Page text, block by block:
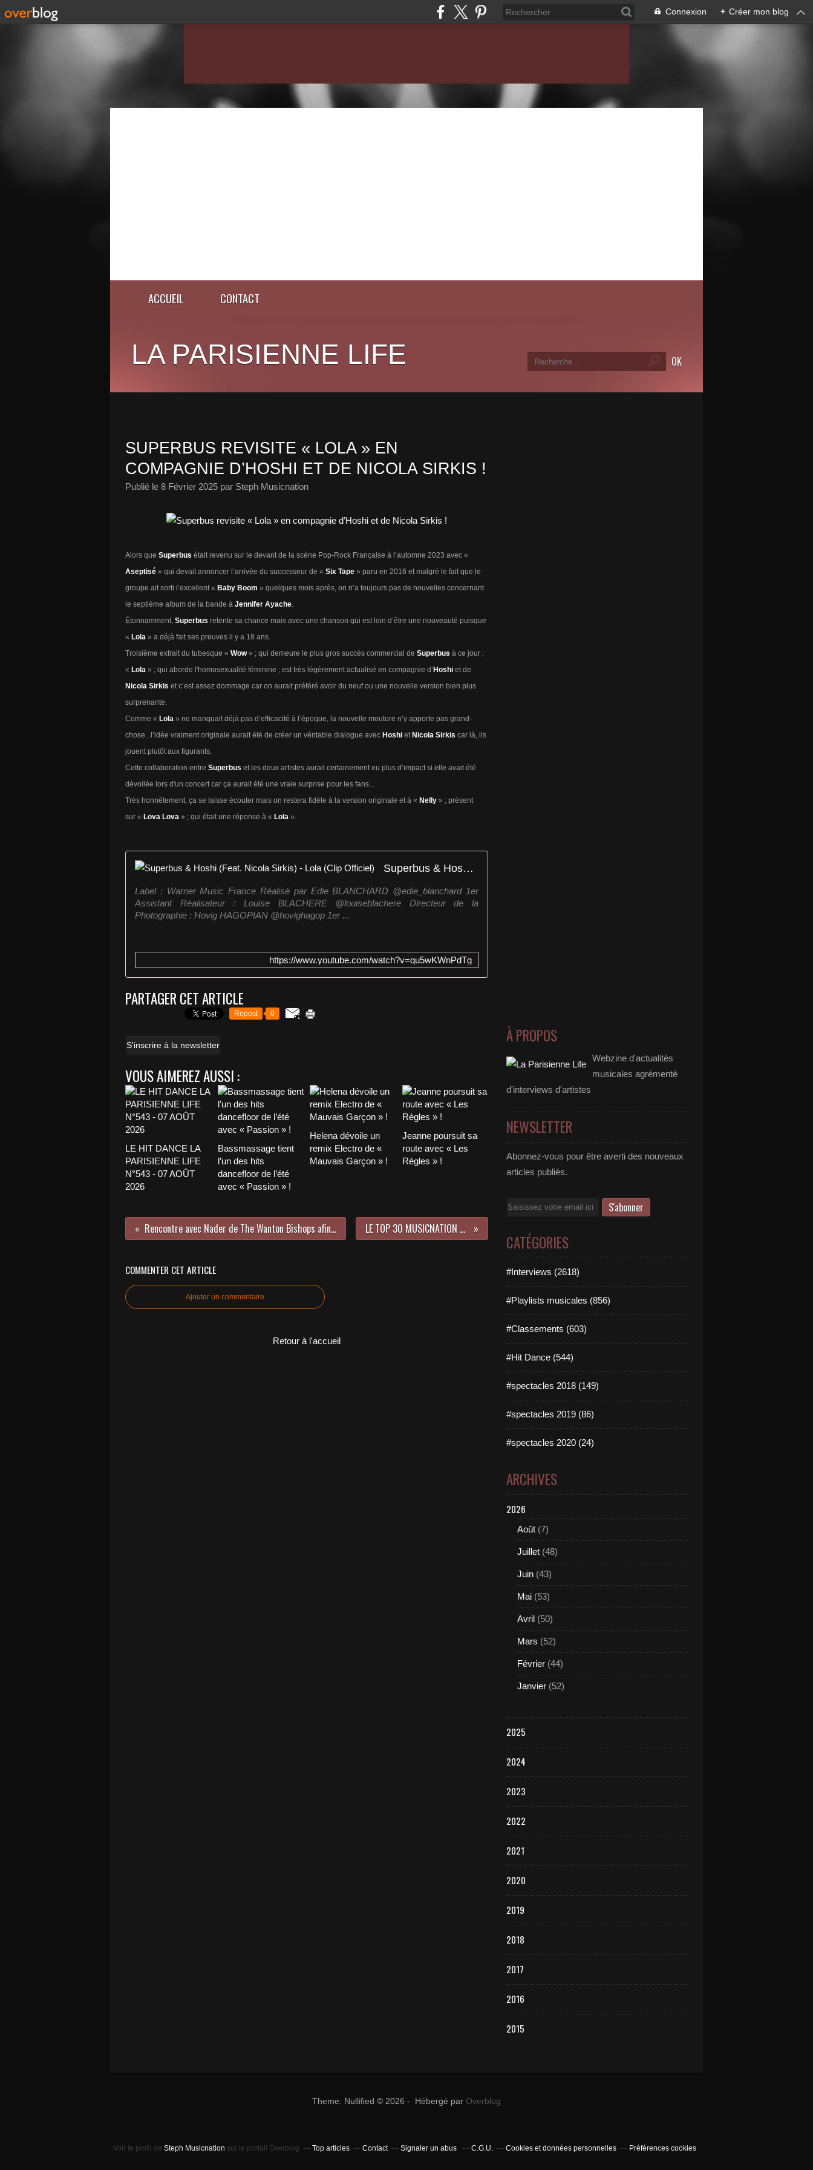
Connexion + Créer mon blog
ACCUEIL CONTACT
LA PARISIENNE LIFE
SUPERBUS REVISITE « LOLA » EN
COMPAGNIE D’HOSHI ET DE NICOLA SIRKIS !
Publié le 8 Février 2025 par Steph Musicnation
Alors que Superbus était revenu sur le devant de la scène Pop-Rock Française à l’automne 2023 avec «
Aseptisé » qui devait annoncer l’arrivée du successeur de « Six Tape » paru en 2016 et malgré le fait que le
groupe ait sorti l’excellent « Baby Boom » quelques mois après, on n’a toujours pas de nouvelles concernant
le septième album de la bande à Jennifer Ayache.
Étonnamment, Superbus retente sa chance mais avec une chanson qui est loin d’être une nouveauté puisque
« Lola » a déjà fait ses preuves il y a 18 ans.
Troisième extrait du tubesque « Wow» ; qui demeure le plus gros succès commercial de Superbus à ce jour ;
« Lola » ; qui aborde l'homosexualité féminine ; est très légèrement actualisé en compagnie d’ Hoshi et de
Nicola Sirkis et c’est assez dommage car on aurait préféré avoir du neuf ou une nouvelle version bien plus
surprenante.
Comme « Lola » ne manquait déjà pas d’efficacité à l’époque, la nouvelle mouture n’y apporte pas grand-
chose...l’idée vraiment originale aurait été de créer un véritable dialogue avec Hoshi etNicola Sirkis car là, ils
jouent plutôt aux figurants.
Cette collaboration entre Superbus et les deux artistes aurait certainement eu plus d’impact si elle avait été
dévoilée lors d'un concert car ça aurait été une vraie surprise pour les fans...
Très honnêtement, ça se laisse écouter mais on restera fidèle à la version originale et à « Nelly » ; présent
sur « Lova Lova » ; qui était une réponse à « Lola ».
Superbus & Hoshi (Feat. Nicola Sirkis) - Lola (Clip Officiel)
Label : Warner Music France Réalisé par Edie BLANCHARD @edie_blanchard 1er
Assistant Réalisateur : Louise BLACHERE @louiseblachere Directeur de la
Photographie : Hovig HAGOPIAN @hovighagop 1er ...
https://www.youtube.com/watch?v=qu5wKWnPdTg
PARTAGER CET ARTICLE
Repost 0
S'inscrire à la newsletter
VOUS AIMEREZ AUSSI :
LE HIT DANCE LA
PARISIENNE LIFE
N°543 - 07 AOÛT
2026
Bassmassage tient
l’un des hits
dancefloor de l’été
avec « Passion » !
Helena dévoile un
remix Electro de «
Mauvais Garçon » !
Jeanne poursuit sa
route avec « Les
Règles » !
Rencontre avec Nader de The Wanton Bishops afin d’en apprendre plus sur « Under The Sun » ! LE TOP 30 MUSICNATION N°504 - 09 FÉVRIER 2025
COMMENTER CET ARTICLE
Ajouter un commentaire
Retour à l'accueil
À PROPOS
Webzine d'actualités
musicales agrémenté
d'interviews d'artistes
NEWSLETTER
Abonnez-vous pour être averti des nouveaux
articles publiés.
Email
CATÉGORIES
#Interviews (2618)
#Playlists musicales (856)
#Classements (603)
#Hit Dance (544)
#spectacles 2018 (149)
#spectacles 2019 (86)
#spectacles 2020 (24)
ARCHIVES
2026
Août (7)
Juillet (48)
Juin (43)
Mai (53)
Avril (50)
Mars (52)
Février (44)
Janvier (52)
2025
2024
2023
2022
2021
2020
2019
2018
2017
2016
2015
Theme: Nullified © 2026 - Hébergé par Overblog
Voir le profil de Steph Musicnation sur le portail Overblog Top articles Contact Signaler un abus C.G.U. Cookies et données personnelles Préférences cookies